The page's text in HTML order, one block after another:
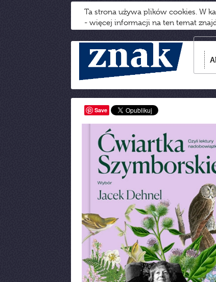
Ta strona używa plików cookies. W
- więcej informacji na ten temat
Save